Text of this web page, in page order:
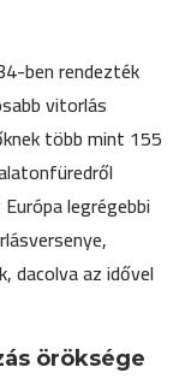
ben rendezték
vitorlás
több mint 155
legrégebbi
dacolva az idővel
öröksége